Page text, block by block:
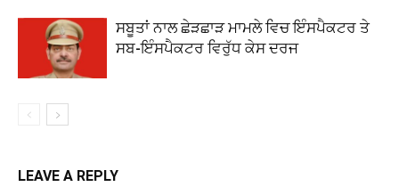
ਸਬੂਤਾਂ ਨਾਲ ਛੇੜਛਾੜ ਮਾਮਲੇ ਵਿਚ ਇੰਸਪੈਕਟਰ ਤੇ
ਸਬ-ਇੰਸਪੈਕਟਰ ਵਿਰੁੱਧ ਕੇਸ ਦਰਜ
LEAVE A REPLY